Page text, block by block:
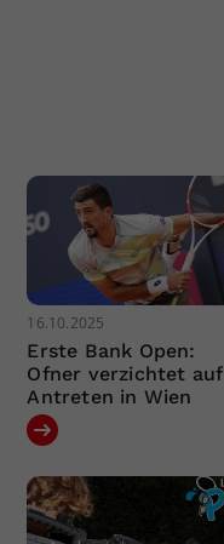
16.10.2025
Erste Bank Open:
Ofner verzichtet auf
Antreten in Wien